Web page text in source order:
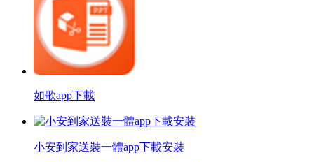
如歌app下載
小安到家送裝一體app下載安裝